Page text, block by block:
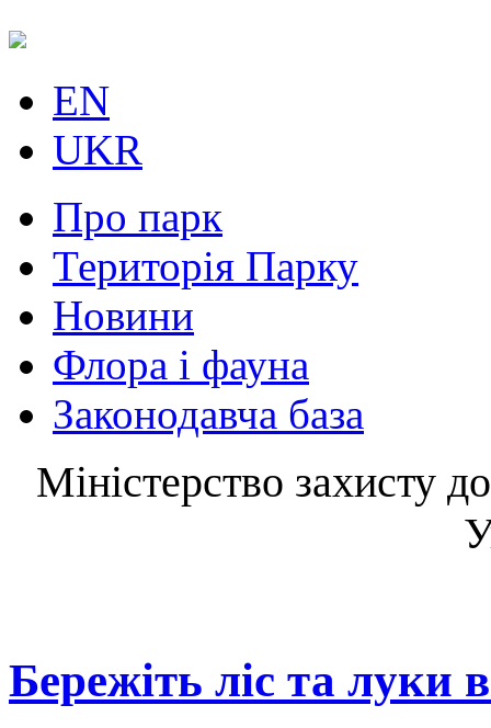
EN
UKR
Про парк
Територія Парку
Новини
Флора і фауна
Законодавча база
Міністерство захисту
Бережіть ліс та луки